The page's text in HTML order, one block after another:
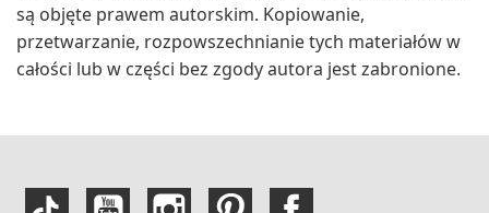
są objęte prawem autorskim. Kopiowanie,
przetwarzanie, rozpowszechnianie tych materiałów w
całości lub w części bez zgody autora jest zabronione.